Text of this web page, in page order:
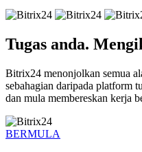
Tugas anda.
Bitrix24 menonjolkan semua
sebahagian daripada platform
dan mula membereskan kerja
BERMULA